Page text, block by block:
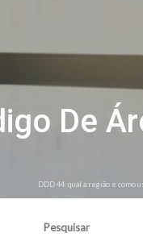
De
DDD 44: qual a região e como
Pesquisar